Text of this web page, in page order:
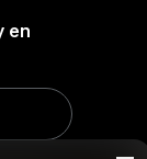
en